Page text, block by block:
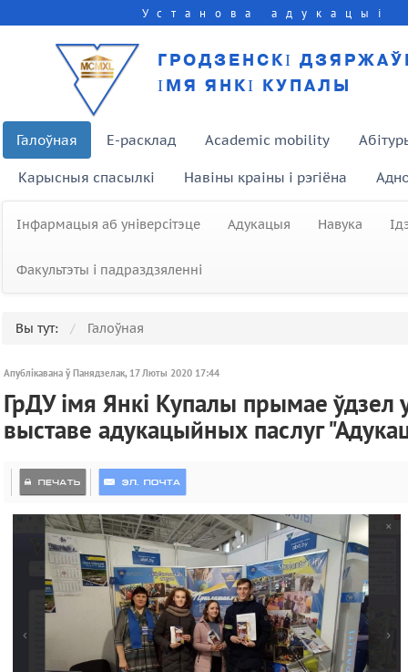
Установа адукацыі
ГРОДЗЕНСКІ
ІМЯ ЯНКІ КУПАЛЫ
Галоўная E-расклад Academic mobility
Карысныя спасылкі Навіны краіны і рэгіёна
Інфармацыя аб універсітэце Адукацыя Навука
Факультэты і падраздзяленні
Вы тут: Галоўная
Апублікавана ў Панядзелак, 17 Люты 2020 17:44
ГрДУ імя Янкі Купалы прымае
выставе адукацыйных паслуг